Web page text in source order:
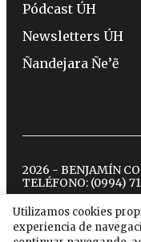
Utilizamos cookies
experiencia de
Pódcast ÚH
Newsletters ÚH
Ñandejara Ñe’ẽ
2026 - BENJAMÍN
TELÉFONO: (0994)
twitter